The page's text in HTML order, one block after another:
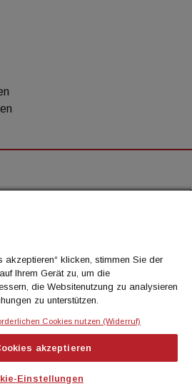
GmbH - Alle Rechte
akzeptieren“ klicken, stimmen Sie der
Ihrem Gerät zu, um die
die Websitenutzung zu analysieren
zu unterstützen.
Cookies nutzen (Widerruf)
akzeptieren
Einstellungen